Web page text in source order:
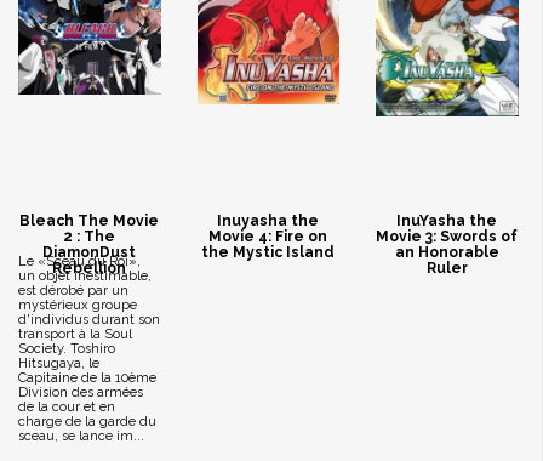
Bleach The Movie
2 : The
DiamonDust
Rebellion
Le «Sceau du Roi»,
un objet inestimable,
est dérobé par un
mystérieux groupe
d'individus durant son
transport à la Soul
Society. Toshiro
Hitsugaya, le
Capitaine de la 10ème
Division des armées
de la cour et en
charge de la garde du
sceau, se lance im...
Inuyasha the
Movie 4: Fire on
the Mystic Island
InuYasha the
Movie 3: Swords of
an Honorable
Ruler